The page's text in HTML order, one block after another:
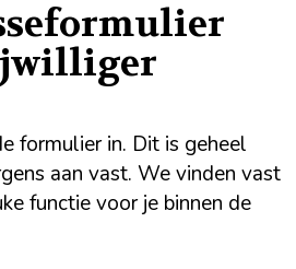
formulier in. Dit is geheel
aan vast. We vinden vast
functie voor je binnen de